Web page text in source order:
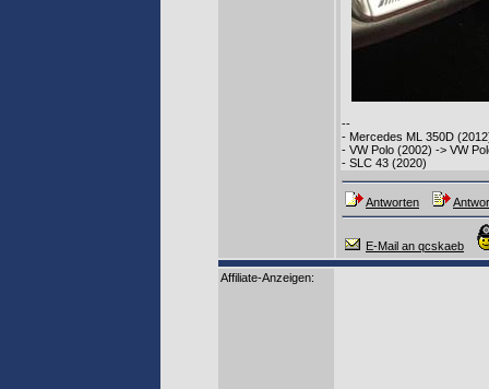
--
- Mercedes ML 350D
- VW Polo (2002) -> VW
- SLC 43 (2020)
Antworten
E-Mail an qcskaeb
Affiliate-Anzeigen: